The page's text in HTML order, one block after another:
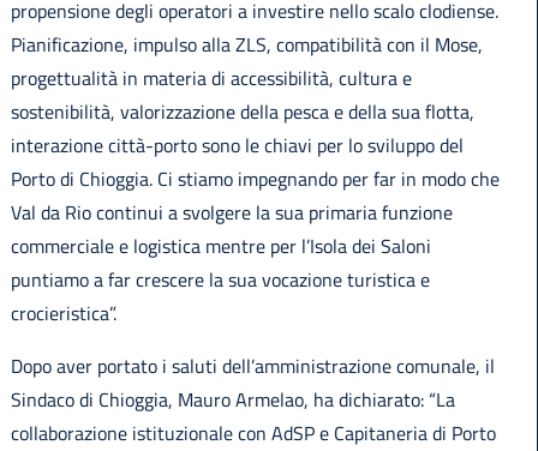
propensione degli operatori a investire nello scalo clodiense.
Pianificazione, impulso alla ZLS, compatibilità con il Mose,
progettualità in materia di accessibilità, cultura e
sostenibilità, valorizzazione della pesca e della sua flotta,
interazione città-porto sono le chiavi per lo sviluppo del
Porto di Chioggia. Ci stiamo impegnando per far in modo che
Val da Rio continui a svolgere la sua primaria funzione
commerciale e logistica mentre per l’Isola dei Saloni
puntiamo a far crescere la sua vocazione turistica e
crocieristica”.
Dopo aver portato i saluti dell’amministrazione comunale, il
Sindaco di Chioggia, Mauro Armelao, ha dichiarato: “La
collaborazione istituzionale con AdSP e Capitaneria di Porto